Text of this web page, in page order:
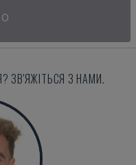
ЗВ'ЯЖІТЬСЯ З НАМИ.